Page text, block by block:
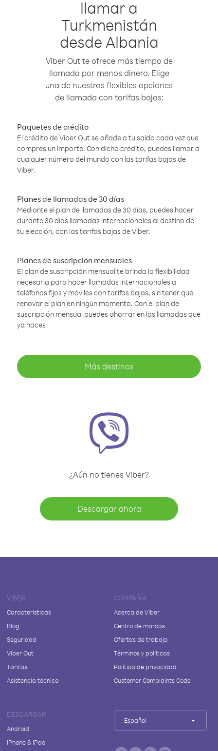
llamar a
Turkmenistán
desde Albania
Viber Out te ofrece más tiempo de
llamada por menos dinero. Elige
una de nuestras flexibles opciones
de llamada con tarifas bajas:
Paquetes de crédito
El crédito de Viber Out se añade a tu saldo cada vez que
compres un importe. Con dicho crédito, puedes llamar a
cualquier número del mundo con las tarifas bajas de
Viber.
Planes de llamadas de 30 días
Mediante el plan de llamadas de 30 días, puedes hacer
durante 30 días llamadas internacionales al destino de
tu elección, con las tarifas bajas de Viber.
Planes de suscripción mensuales
El plan de suscripción mensual te brinda la flexibilidad
necesaria para hacer llamadas internacionales a
teléfonos fijos y móviles con tarifas bajas, sin tener que
renovar el plan en ningún momento. Con el plan de
suscripción mensual puedes ahorrar en las llamadas que
ya haces
Más destinos
¿Aún no tienes Viber?
Descargar ahora
VIBER
Características
Blog
Seguridad
Viber Out
Tarifas
Asistencia técnica
COMPAÑÍA
Acerca de Viber
Centro de marcas
Ofertas de trabajo
Términos y políticas
Política de privacidad
Customer Complaints Code
DESCARGAR
Android
iPhone & iPad
Español